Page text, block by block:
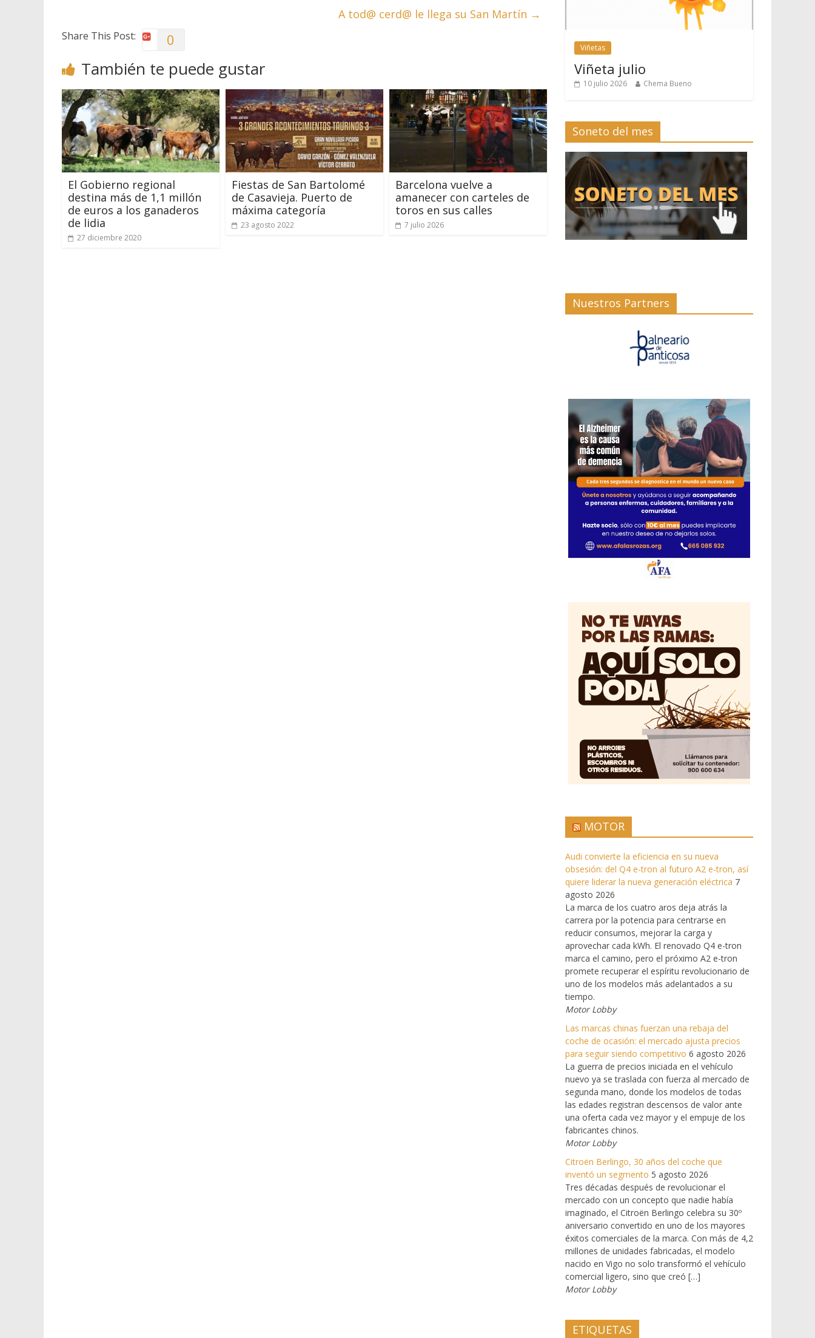
A tod@ cerd@ le llega su San Martín →
Share This Post: 0
También te puede gustar
El Gobierno regional
destina más de 1,1 millón
de euros a los ganaderos
de lidia
27 diciembre 2020
Fiestas de San Bartolomé
de Casavieja. Puerto de
máxima categoría
23 agosto 2022
Barcelona vuelve a
amanecer con carteles de
toros en sus calles
7 julio 2026
Viñetas
Viñeta julio
10 julio 2026 Chema Bueno
Soneto del mes
Nuestros Partners
MOTOR
Audi convierte la eficiencia en su nueva
obsesión: del Q4 e-tron al futuro A2 e-tron, así
quiere liderar la nueva generación eléctrica 7
agosto 2026
La marca de los cuatro aros deja atrás la
carrera por la potencia para centrarse en
reducir consumos, mejorar la carga y
aprovechar cada kWh. El renovado Q4 e-tron
marca el camino, pero el próximo A2 e-tron
promete recuperar el espíritu revolucionario de
uno de los modelos más adelantados a su
tiempo.
Motor Lobby
Las marcas chinas fuerzan una rebaja del
coche de ocasión: el mercado ajusta precios
para seguir siendo competitivo 6 agosto 2026
La guerra de precios iniciada en el vehículo
nuevo ya se traslada con fuerza al mercado de
segunda mano, donde los modelos de todas
las edades registran descensos de valor ante
una oferta cada vez mayor y el empuje de los
fabricantes chinos.
Motor Lobby
Citroën Berlingo, 30 años del coche que
inventó un segmento 5 agosto 2026
Tres décadas después de revolucionar el
mercado con un concepto que nadie había
imaginado, el Citroën Berlingo celebra su 30º
aniversario convertido en uno de los mayores
éxitos comerciales de la marca. Con más de 4,2
millones de unidades fabricadas, el modelo
nacido en Vigo no solo transformó el vehículo
comercial ligero, sino que creó […]
Motor Lobby
ETIQUETAS